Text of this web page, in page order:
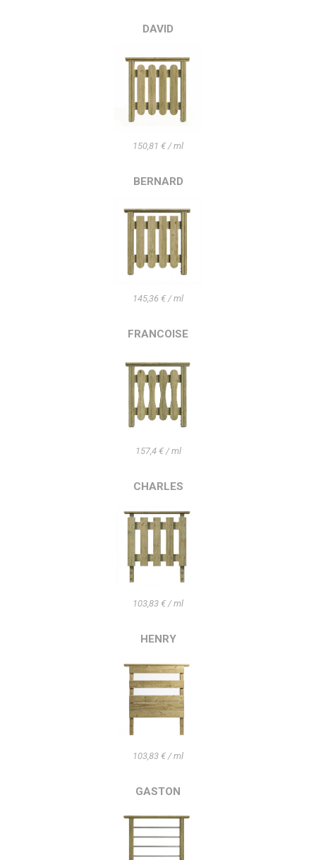
DAVID
150,81 € / ml
BERNARD
145,36 € / ml
FRANCOISE
157,4 € / ml
CHARLES
103,83 € / ml
HENRY
103,83 € / ml
GASTON